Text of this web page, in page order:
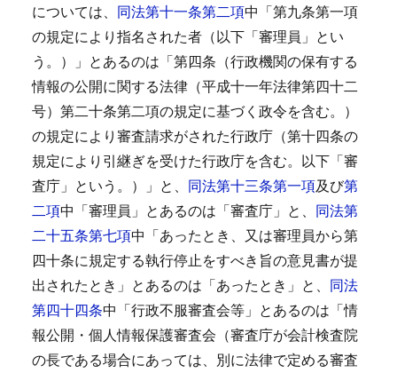
については、 同法第十一条第二項中「第九条第一項
の規定により指名された者（以下「審理員」とい
う。）」とあるのは「第四条（行政機関の保有する
情報の公開に関する法律（平成十一年法律第四十二
号）第二十条第二項の規定に基づく政令を含む。）
の規定により審査請求がされた行政庁（第十四条の
規定により引継ぎを受けた行政庁を含む。以下「審
査庁」という。）」と、 同法第十三条第一項及び第
二項中「審理員」とあるのは「審査庁」と、 同法第
二十五条第七項中「あったとき、又は審理員から第
四十条に規定する執行停止をすべき旨の意見書が提
出されたとき」とあるのは「あったとき」と、 同法
第四十四条中「行政不服審査会等」とあるのは「情
報公開・個人情報保護審査会（審査庁が会計検査院
の長である場合にあっては、別に法律で定める審査